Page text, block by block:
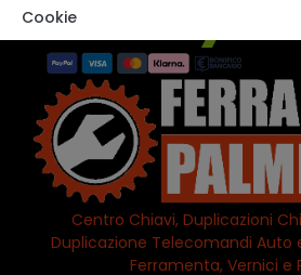
Centro Chiavi, Duplicazioni
Duplicazione Telecomandi Auto
Ferramenta, Vernici e
Cookie